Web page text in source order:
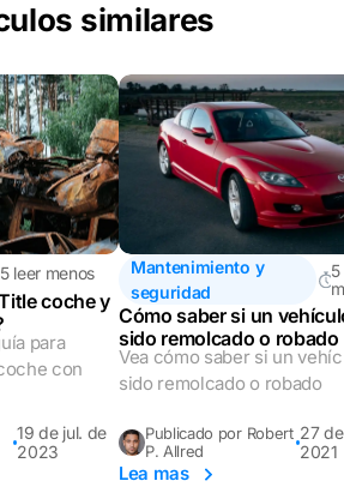
similares
5 leer menos
coche y
para
con
19 de jul. de
2023
Mantenimiento y
seguridad
5
Cómo saber si un
sido remolcado o robado
Vea cómo saber si un
sido remolcado o robado
Publicado por Robert
P. Allred
27
2021
Lea mas